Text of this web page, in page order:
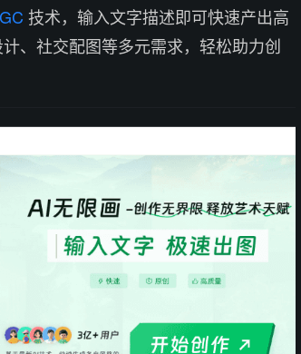
技术，输入文字描述即可快速产出高
、社交配图等多元需求，轻松助力创